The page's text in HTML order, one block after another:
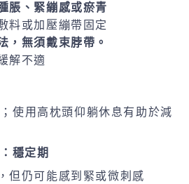
脹、緊繃感或瘀青
料或加壓繃帶固定
，無須戴束脖帶。
解不適
使用高枕頭仰躺休息有助於減
穩定期
但仍可能感到緊或微刺感